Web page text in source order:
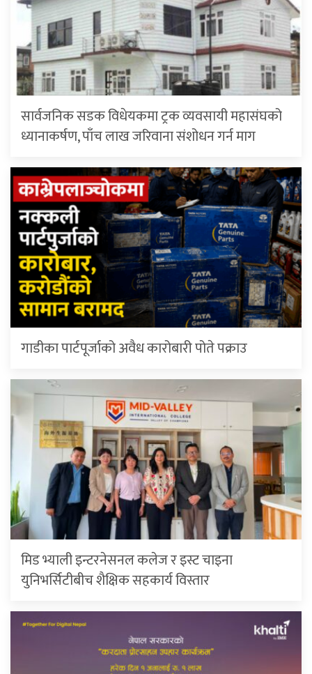
सार्वजनिक सडक विधेयकमा ट्रक व्यवसायी महासंघको
ध्यानाकर्षण, पाँच लाख जरिवाना संशोधन गर्न माग
गाडीका पार्टपूर्जाको अवैध कारोबारी पोते प‌क्राउ
मिड भ्याली इन्टरनेसनल कलेज र इस्ट चाइना
युनिभर्सिटीबीच शैक्षिक सहकार्य विस्तार